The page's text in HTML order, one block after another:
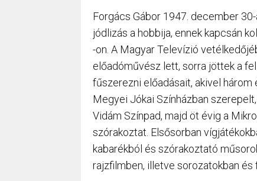
Forgács Gábor 1947. december
jódlizás a hobbija, ennek kapcsán
-on. A Magyar Televízió
előadóművész lett, sorra jöttek a
fűszerezni előadásait, akivel
Megyei Jókai Színházban
Vidám Színpad, majd öt évig a
szórakoztat. Elsősorban
kabarékból és szórakoztató
rajzfilmben, illetve sorozatokban és